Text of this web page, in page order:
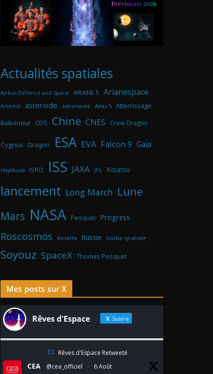
Actualités spatiales
Airbus Defence and Space ARIANE 5 Arianespace
Artemis asteroïde astronaute Atlas 5 Atterrissage
Baikonour CDS Chine CNES Crew Dragon
Cygnus Dragon ESA EVA Falcon 9 Gaia
Hayabusa ISRO ISS JAXA JPL Kourou
lancement Long March Lune
Mars NASA Pesquet Progress
Roscosmos Rosetta Russie Sortie spatiale
Soyouz SpaceX Thomas Pesquet
Mes posts sur X
Rêves d'Espace Suivre
Rêves d'Espace Retweeté
CEA @cea_officiel · 6 Août